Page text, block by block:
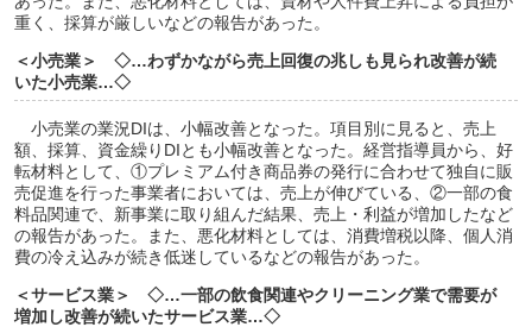
重く、採算が厳しいなどの報告があった。
＜小売業＞ ◇…わずかながら売上回復の兆しも見られ改善が続
いた小売業…◇
小売業の業況DIは、小幅改善となった。項目別に見ると、売上
額、採算、資金繰りDIとも小幅改善となった。経営指導員から、好
転材料として、①プレミアム付き商品券の発行に合わせて独自に販
売促進を行った事業者においては、売上が伸びている、②一部の食
料品関連で、新事業に取り組んだ結果、売上・利益が増加したなど
の報告があった。また、悪化材料としては、消費増税以降、個人消
費の冷え込みが続き低迷しているなどの報告があった。
＜サービス業＞ ◇…一部の飲食関連やクリーニング業で需要が
増加し改善が続いたサービス業…◇